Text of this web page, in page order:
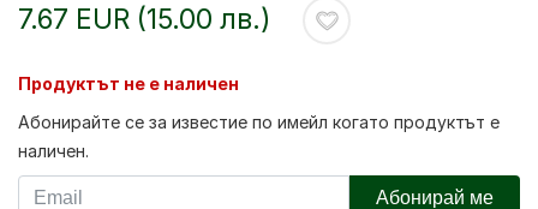
7.67 EUR (15.00 лв.)
Продуктът не е наличен
Абонирайте се за известие по имейл когато продуктът е
наличен.
Абонирай ме